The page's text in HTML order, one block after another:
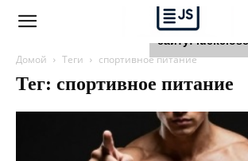
Домой Теги спортивное питание
Тег: спортивное питание
Для любых
сайту: